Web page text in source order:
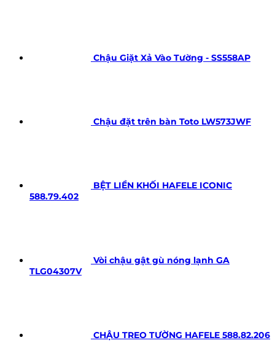
Chậu Giặt Xả Vào Tường - SS558AP
Chậu đặt trên bàn Toto LW573JWF
BỆT LIỀN KHỐI HAFELE ICONIC
588.79.402
Vòi chậu gật gù nóng lạnh GA
TLG04307V
CHẬU TREO TƯỜNG HAFELE 588.82.206